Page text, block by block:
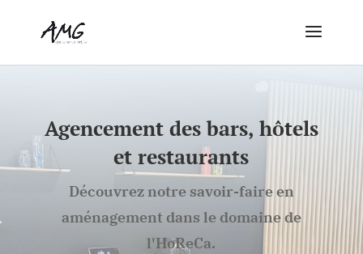
Agencement des bars, hôtels
et restaurants
Découvrez notre savoir-faire en
aménagement dans le domaine de
l'HoReCa.